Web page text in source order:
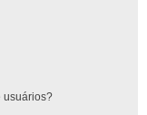
usuários?